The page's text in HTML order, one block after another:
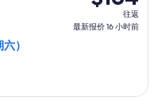
前
往
返,
价
往返
最新报价 16 小时前
）